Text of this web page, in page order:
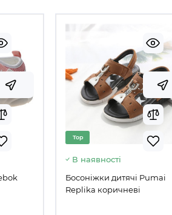
Top
В наявності
Босоніжки дитячі Pumai
Replika коричневі